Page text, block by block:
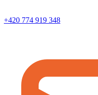
+420 774 919 348